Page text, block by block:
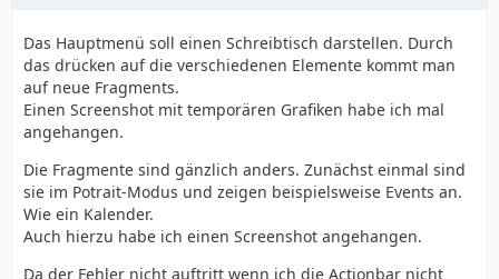
Das Hauptmenü soll einen Schreibtisch darstellen. Durch
das drücken auf die verschiedenen Elemente kommt man
auf neue Fragments.
Einen Screenshot mit temporären Grafiken habe ich mal
angehangen.
Die Fragmente sind gänzlich anders. Zunächst einmal sind
sie im Potrait-Modus und zeigen beispielsweise Events an.
Wie ein Kalender.
Auch hierzu habe ich einen Screenshot angehangen.
Da der Fehler nicht auftritt wenn ich die Actionbar nicht